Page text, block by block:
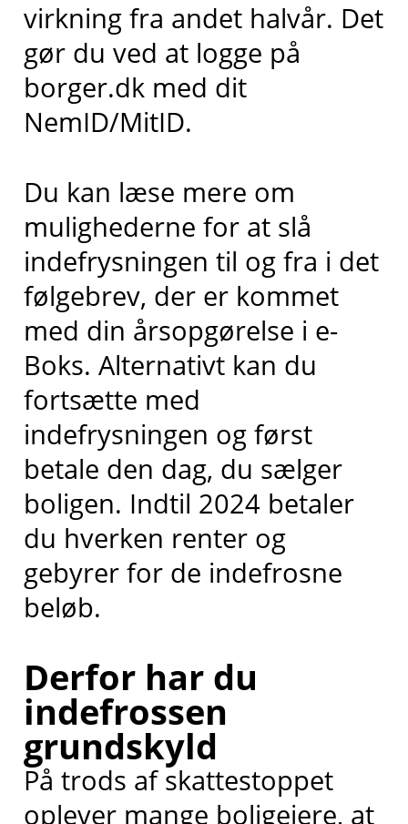
virkning fra andet halvår. Det
gør du ved at logge på
borger.dk med dit
NemID/MitID.
Du kan læse mere om
mulighederne for at slå
indefrysningen til og fra i det
følgebrev, der er kommet
med din årsopgørelse i e-
Boks. Alternativt kan du
fortsætte med
indefrysningen og først
betale den dag, du sælger
boligen. Indtil 2024 betaler
du hverken renter og
gebyrer for de indefrosne
beløb.
Derfor har du
indefrossen
grundskyld
På trods af skattestoppet
oplever mange boligejere, at